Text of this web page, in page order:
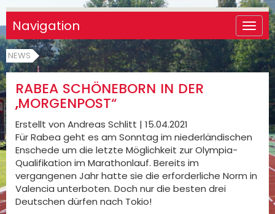
Navigation
NEWS
RABEA SCHÖNEBORN IN DER
„MORGENPOST“
Erstellt von Andreas Schlitt | 15.04.2021
Für Rabea geht es am Sonntag im niederländischen
Enschede um die letzte Möglichkeit zur Olympia-
Qualifikation im Marathonlauf. Bereits im
vergangenen Jahr hatte sie die erforderliche Norm in
Valencia unterboten. Doch nur die besten drei
Deutschen dürfen nach Tokio!